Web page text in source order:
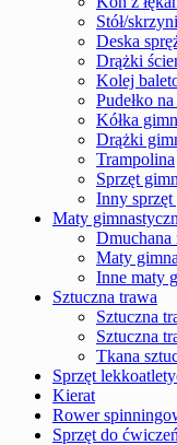
Stół/
Deska
Drążki
Kolej
Pudełko
Kółka
Drążki
Trampolina
Sprzęt
Inny
Maty
Dmuchana
Maty
Inne maty
Sztuczna trawa
Sztuczna
Sztuczna
Tkana
Sprzęt
Kierat
Rower
Sprzęt do